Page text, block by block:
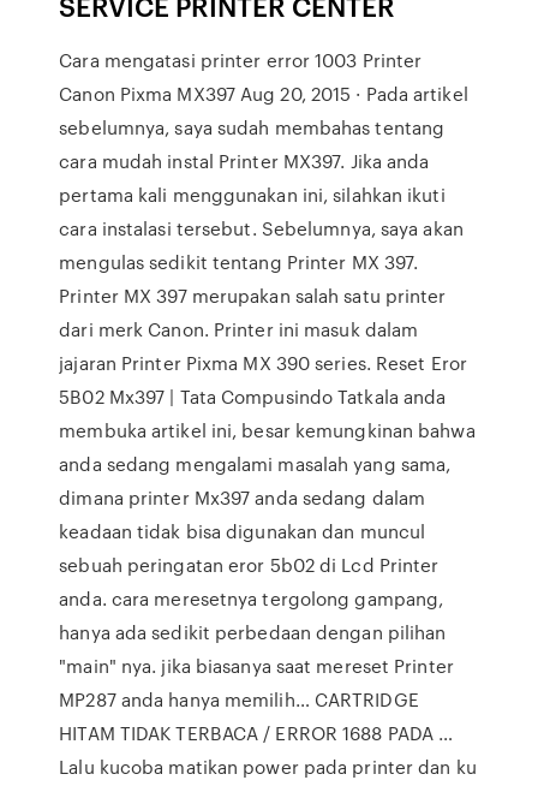
Cara mengatasi printer error 1003 Printer
Canon Pixma MX397 Aug 20, 2015 · Pada artikel
sebelumnya, saya sudah membahas tentang
cara mudah instal Printer MX397. Jika anda
pertama kali menggunakan ini, silahkan ikuti
cara instalasi tersebut. Sebelumnya, saya akan
mengulas sedikit tentang Printer MX 397.
Printer MX 397 merupakan salah satu printer
dari merk Canon. Printer ini masuk dalam
jajaran Printer Pixma MX 390 series. Reset Eror
5B02 Mx397 | Tata Compusindo Tatkala anda
membuka artikel ini, besar kemungkinan bahwa
anda sedang mengalami masalah yang sama,
dimana printer Mx397 anda sedang dalam
keadaan tidak bisa digunakan dan muncul
sebuah peringatan eror 5b02 di Lcd Printer
anda. cara meresetnya tergolong gampang,
hanya ada sedikit perbedaan dengan pilihan
"main" nya. jika biasanya saat mereset Printer
MP287 anda hanya memilih… CARTRIDGE
HITAM TIDAK TERBACA / ERROR 1688 PADA …
Lalu kucoba matikan power pada printer dan ku